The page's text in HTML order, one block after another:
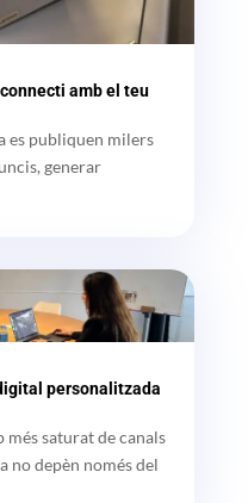
amb el teu
es publiquen milers
generar
personalitzada
saturat de canals
no depèn només del